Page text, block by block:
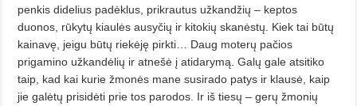
penkis didelius padėklus, prikrautus užkandžių – keptos
duonos, rūkytų kiaulės ausyčių ir kitokių skanėstų. Kiek tai būtų
kainavę, jeigu būtų riekėję pirkti… Daug moterų pačios
prigamino už­kandėlių ir atnešė į atidarymą. Galų gale atsitiko
taip, kad kai kurie žmonės mane susirado patys ir klausė, kaip
jie galėtų prisidėti prie tos parodos. Ir iš tiesų – gerų žmonių